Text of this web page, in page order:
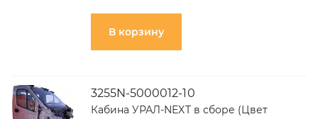
В корзину
3255N-5000012-10
Кабина УРАЛ-NEXT в сборе (Цвет